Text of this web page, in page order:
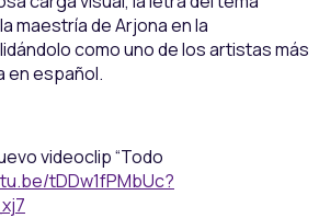
maestría de Arjona en la
como uno de los artistas más
en español.
videoclip “Todo
tDDw1fPMbUc?